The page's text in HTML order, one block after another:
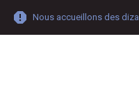
Nous accueillons des